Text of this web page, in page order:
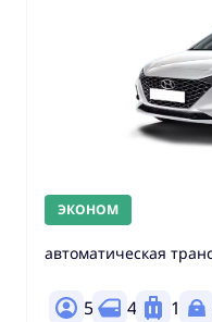
ЭКОНОМ
автоматическая
5 4 1